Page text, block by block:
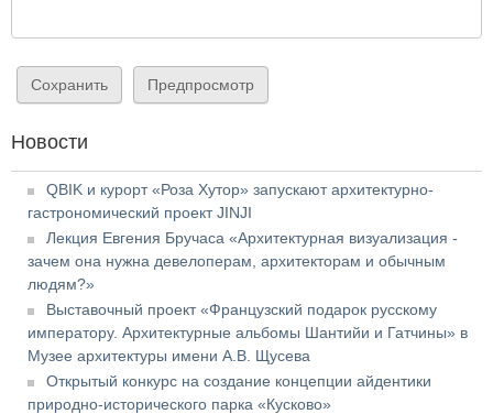
Новости
QBIK и курорт «Роза Хутор» запускают архитектурно-
гастрономический проект JINJI
Лекция Евгения Бручаса «Архитектурная визуализация -
зачем она нужна девелоперам, архитекторам и обычным
людям?»
Выставочный проект «Французский подарок русскому
императору. Архитектурные альбомы Шантийи и Гатчины» в
Музее архитектуры имени А.В. Щусева
Открытый конкурс на создание концепции айдентики
природно-исторического парка «Кусково»